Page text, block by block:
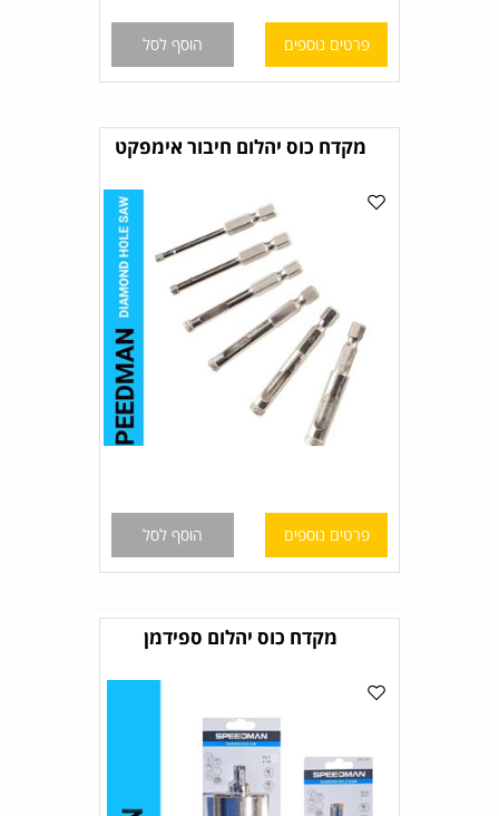
פרטים נוספים הוסף לסל
מקדח כוס יהלום חיבור אימפקט
פרטים נוספים הוסף לסל
מקדח כוס יהלום ספידמן